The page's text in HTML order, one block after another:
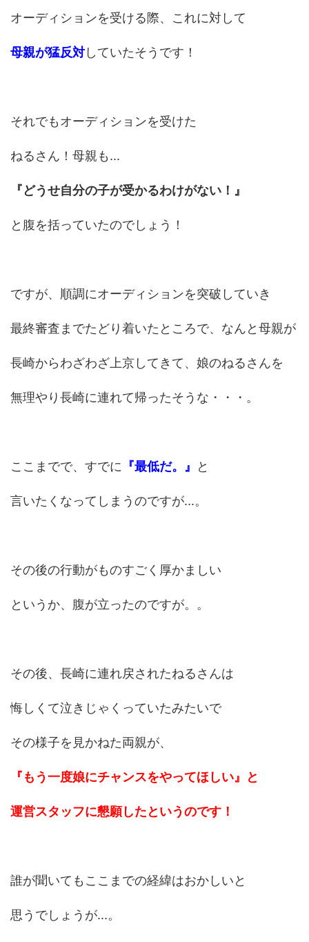
オーディションを受ける際、これに対して
母親が猛反対していたそうです！
それでもオーディションを受けた
ねるさん！母親も...
『どうせ自分の子が受かるわけがない！』
と腹を括っていたのでしょう！
ですが、順調にオーディションを突破していき
最終審査までたどり着いたところで、なんと母親が
長崎からわざわざ上京してきて、娘のねるさんを
無理やり長崎に連れて帰ったそうな・・・。
ここまでで、すでに 『最低だ。』 と
言いたくなってしまうのですが...。
その後の行動がものすごく厚かましい
というか、腹が立ったのですが。。
その後、長崎に連れ戻されたねるさんは
悔しくて泣きじゃくっていたみたいで
その様子を見かねた両親が、
『もう一度娘にチャンスをやってほしい』と
運営スタッフに懇願したというのです！
誰が聞いてもここまでの経緯はおかしいと
思うでしょうが...。